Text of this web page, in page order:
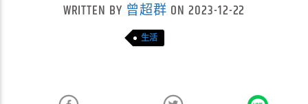
WRITTEN BY 曾超群 ON 2023-12-22
生活